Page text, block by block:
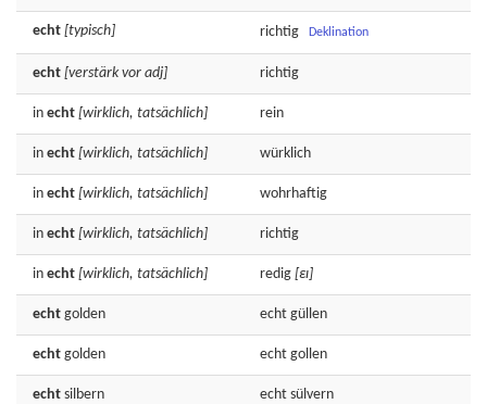
echt [typisch] richtig Deklination
echt [verstärk vor adj] richtig
in echt [wirklich, tatsächlich] rein
in echt [wirklich, tatsächlich] würklich
in echt [wirklich, tatsächlich] wohrhaftig
in echt [wirklich, tatsächlich] richtig
in echt [wirklich, tatsächlich] redig [εɪ]
echt golden echt güllen
echt golden echt gollen
echt silbern echt sülvern